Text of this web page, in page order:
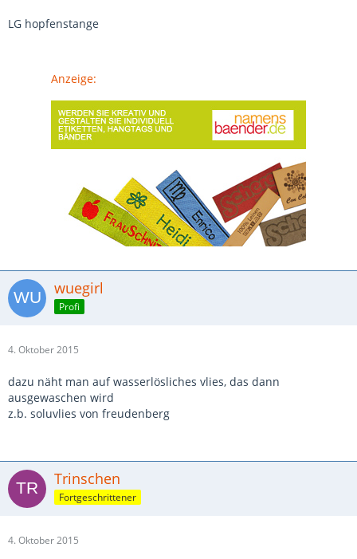
LG hopfenstange
Anzeige:
wuegirl
Profi
4. Oktober 2015
dazu näht man auf wasserlösliches vlies, das dann
ausgewaschen wird
z.b. soluvlies von freudenberg
Trinschen
Fortgeschrittener
4. Oktober 2015